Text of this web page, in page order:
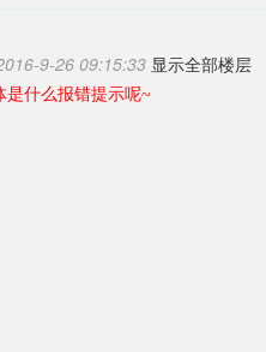
9-26 09:15:33 显示全部楼层
是什么报错提示呢~